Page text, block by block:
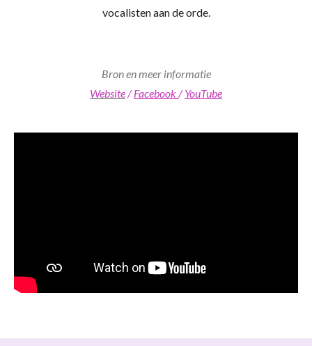
vocalisten aan de orde.
Bron en meer informatie
Website /Facebook /YouTube